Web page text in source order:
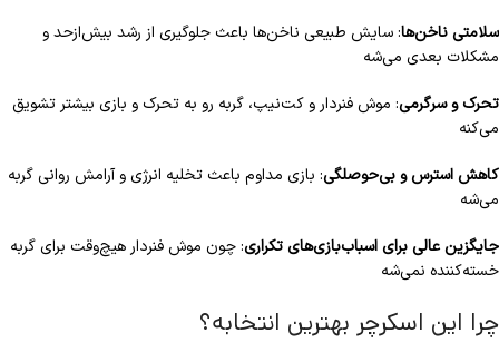
سلامتی ناخن‌ها: سایش طبیعی ناخن‌ها باعث جلوگیری از رشد بیش‌ازحد و
مشکلات بعدی می‌شه
تحرک و سرگرمی: موش فنردار و کت‌نیپ، گربه رو به تحرک و بازی بیشتر تشویق
می‌کنه
کاهش استرس و بی‌حوصلگی: بازی مداوم باعث تخلیه انرژی و آرامش روانی گربه
می‌شه
جایگزین عالی برای اسباب‌بازی‌های تکراری: چون موش فنردار هیچ‌وقت برای گربه
خسته‌کننده نمی‌شه
چرا این اسکرچر بهترین انتخابه؟